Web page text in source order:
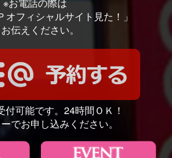
オフィシャルサイト見た！」
伝えください。
付可能です。24時間ＯＫ！
でお申し込みください。